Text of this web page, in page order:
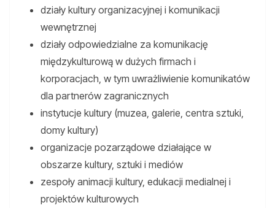
działy kultury organizacyjnej i komunikacji
wewnętrznej
działy odpowiedzialne za komunikację
międzykulturową w dużych firmach i
korporacjach, w tym uwrażliwienie komunikatów
dla partnerów zagranicznych
instytucje kultury (muzea, galerie, centra sztuki,
domy kultury)
organizacje pozarządowe działające w
obszarze kultury, sztuki i mediów
zespoły animacji kultury, edukacji medialnej i
projektów kulturowych